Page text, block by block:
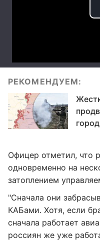
РЕКОМЕНДУЕМ:
Офицер отметил, что
одновременно на
затоплением
"Сначала они
КАБами. Хотя, если
сначала работает
россиян же уже